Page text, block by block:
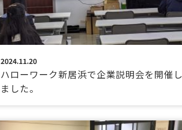
2024.11.20
ハローワーク新居浜で企業説明会を開催し
ました。